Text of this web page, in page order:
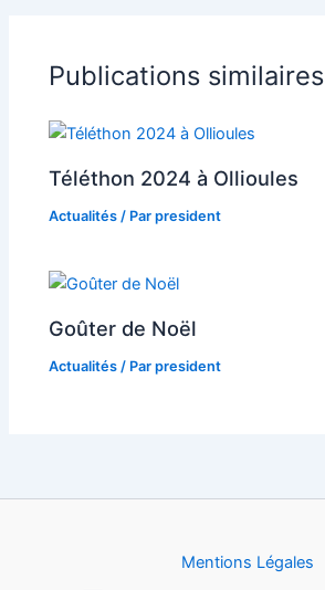
Publications similaires
Téléthon 2024 à Ollioules
Actualités / Parpresident
Goûter de Noël
Actualités / Parpresident
Mentions Légales